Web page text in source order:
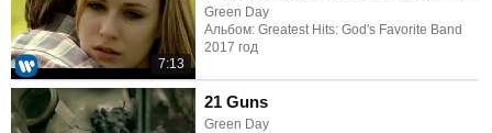
7:13
Green Day
Альбом: Greatest Hits: God's Favorite Band
2017 год
21 Guns
Green Day